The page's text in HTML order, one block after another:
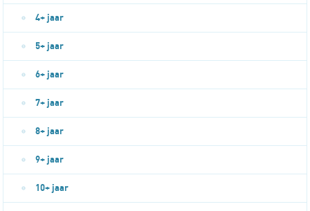
4+ jaar
5+ jaar
6+ jaar
7+ jaar
8+ jaar
9+ jaar
10+ jaar